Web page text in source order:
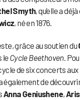
Smyth, qu’elle a
, né en 1876.
grâce au soutien du
le Cycle Beethoven .
de six concerts
également de
Anna Geniushene,